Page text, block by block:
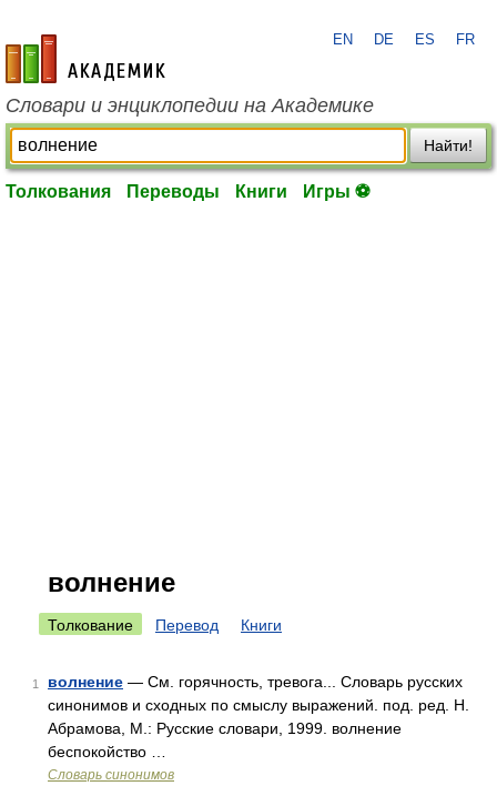
academic.ru
EN DE ES FR
Словари и энциклопедии на Академике
Найти!
Толкования Переводы Книги Игры ⚽
волнение
Толкование Перевод Книги
1 волнение — См. горячность, тревога... Словарь русских
синонимов и сходных по смыслу выражений. под. ред. Н.
Абрамова, М.: Русские словари, 1999. волнение
беспокойство …
Словарь синонимов